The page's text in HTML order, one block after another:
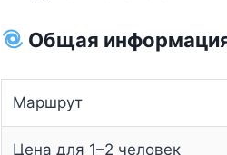
Общая
Маршрут
Цена для 1–2 человек